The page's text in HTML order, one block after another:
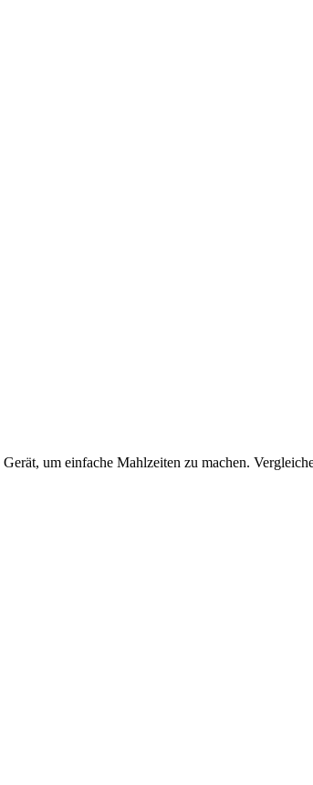
um einfache Mahlzeiten zu machen.